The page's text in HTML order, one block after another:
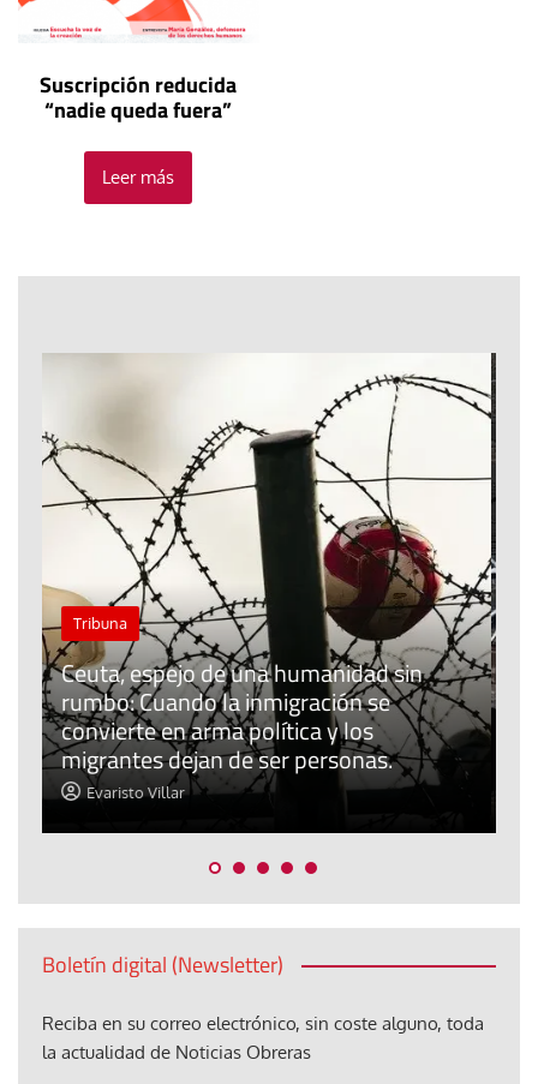
Suscripción reducida
“nadie queda fuera”
Leer más
El cuidado de la creación Revista de Verano
El olor de la paz
Araceli Caballero
Boletín digital (Newsletter)
Reciba en su correo electrónico, sin coste alguno, toda
la actualidad de Noticias Obreras